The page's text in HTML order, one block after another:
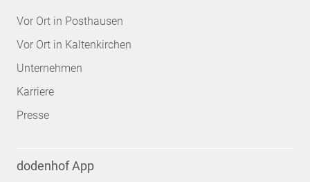
Vor Ort in Posthausen
Vor Ort in Kaltenkirchen
Unternehmen
Karriere
Presse
dodenhof App